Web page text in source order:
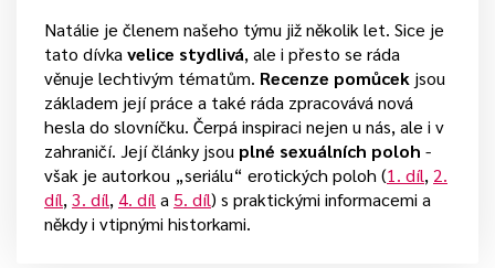
Natálie je členem našeho týmu již několik let. Sice je
tato dívka velice stydlivá, ale i přesto se ráda
věnuje lechtivým tématům. Recenze pomůcek jsou
základem její práce a také ráda zpracovává nová
hesla do slovníčku. Čerpá inspiraci nejen u nás, ale i v
zahraničí. Její články jsou plné sexuálních poloh -
však je autorkou „seriálu“ erotických poloh (1. díl, 2.
díl, 3. díl, 4. díl a 5. díl) s praktickými informacemi a
někdy i vtipnými historkami.